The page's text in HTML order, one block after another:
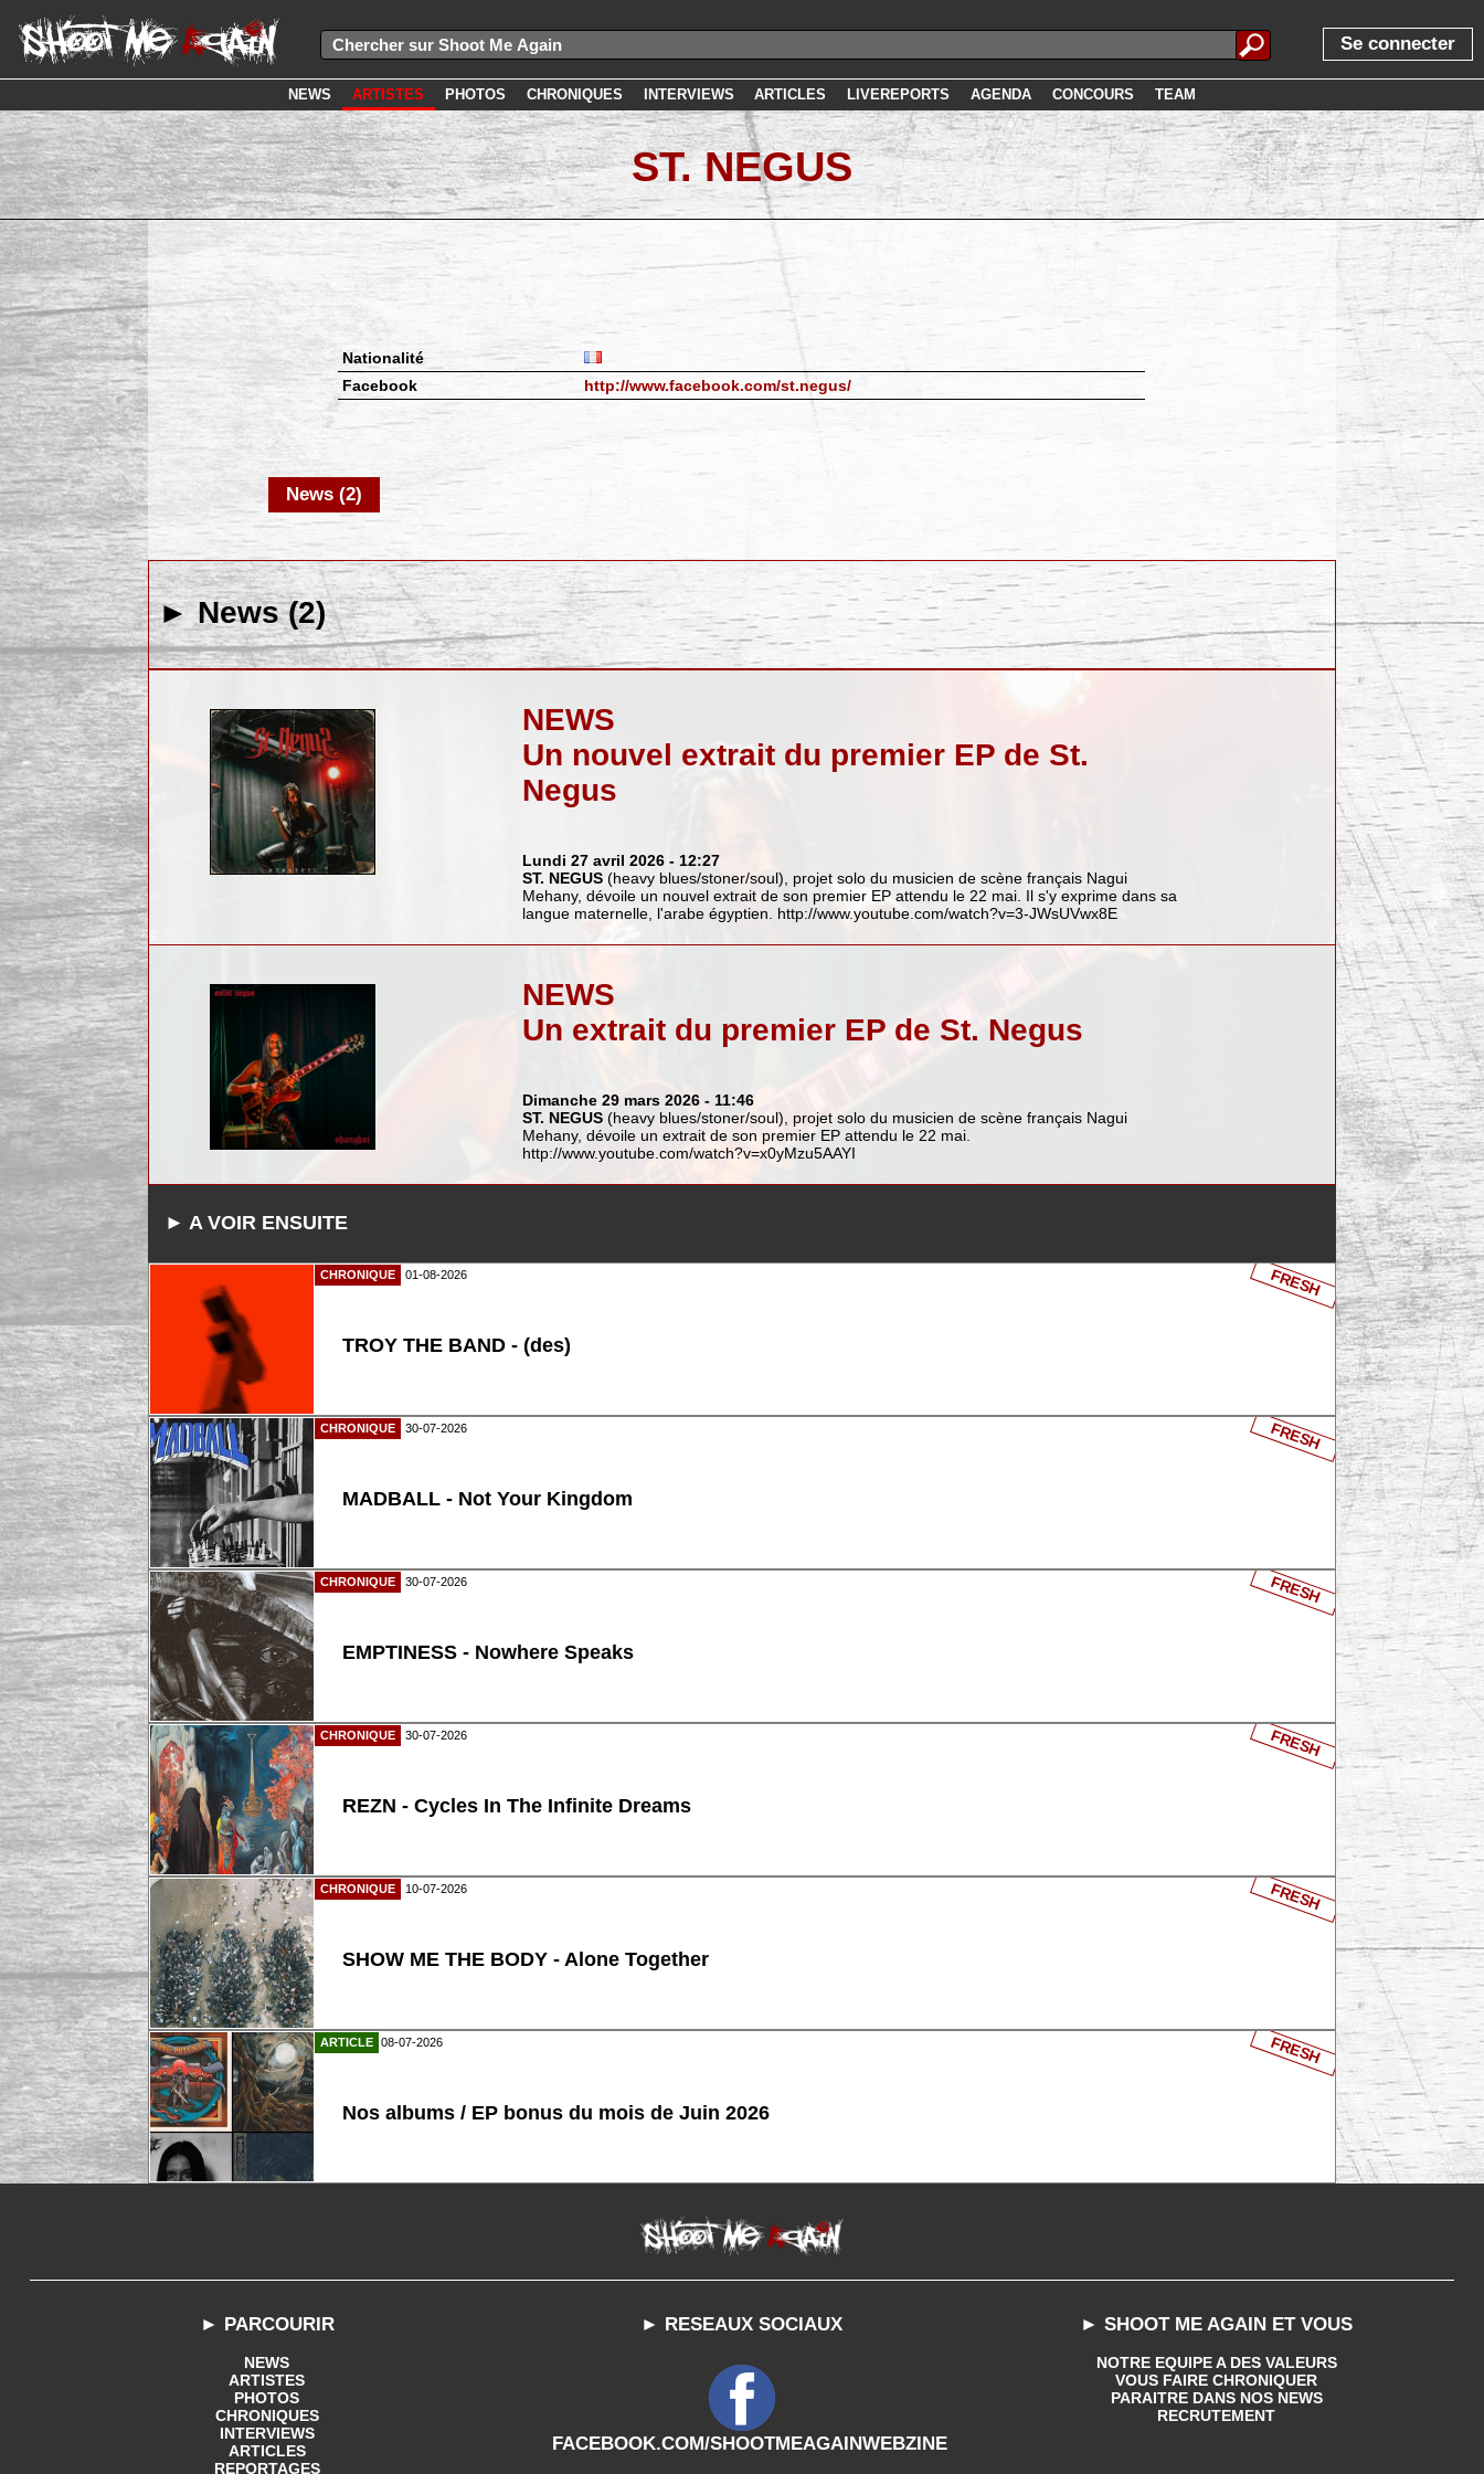
Se connecter
NEWS ARTISTES PHOTOS CHRONIQUES INTERVIEWS ARTICLES LIVEREPORTS AGENDA CONCOURS TEAM
ST. NEGUS
Nationalité
Facebook
http://www.facebook.com/st.negus/
News (2)
► News (2)
NEWS
Un nouvel extrait du premier EP de St.
Negus
Lundi 27 avril 2026 - 12:27
ST. NEGUS(heavy blues/stoner/soul), projet solo du musicien de scène français Nagui
Mehany, dévoile un nouvel extrait de son premier EP attendu le 22 mai. Il s'y exprime dans sa
langue maternelle, l'arabe égyptien. http://www.youtube.com/watch?v=3-JWsUVwx8E
NEWS
Un extrait du premier EP de St. Negus
Dimanche 29 mars 2026 - 11:46
ST. NEGUS(heavy blues/stoner/soul), projet solo du musicien de scène français Nagui
Mehany, dévoile un extrait de son premier EP attendu le 22 mai.
http://www.youtube.com/watch?v=x0yMzu5AAYI
► A VOIR ENSUITE
CHRONIQUE 01-08-2026
TROY THE BAND - (des)
FRESH
CHRONIQUE 30-07-2026
MADBALL - Not Your Kingdom
FRESH
CHRONIQUE 30-07-2026
EMPTINESS - Nowhere Speaks
FRESH
CHRONIQUE 30-07-2026
REZN - Cycles In The Infinite Dreams
FRESH
CHRONIQUE 10-07-2026
SHOW ME THE BODY - Alone Together
FRESH
ARTICLE 08-07-2026
Nos albums / EP bonus du mois de Juin 2026
FRESH
► PARCOURIR
NEWS
ARTISTES
PHOTOS
CHRONIQUES
INTERVIEWS
ARTICLES
REPORTAGES
► RESEAUX SOCIAUX
FACEBOOK.COM/SHOOTMEAGAINWEBZINE
► SHOOT ME AGAIN ET VOUS
NOTRE EQUIPE A DES VALEURS
VOUS FAIRE CHRONIQUER
PARAITRE DANS NOS NEWS
RECRUTEMENT